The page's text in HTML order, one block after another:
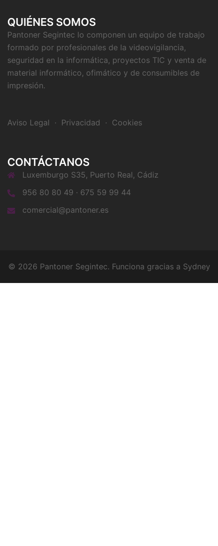
QUIÉNES SOMOS
Pantoner Segintec lo componen un equipo de trabajo
formado por profesionales de la videovigilancia,
seguridad en la informática, proyectos TIC y venta de
material informático, ofimático y de consumibles de
impresión.
Aviso Legal · Privacidad · Cookies
CONTÁCTANOS
Luxemburgo S35, Puerto Real, Cádiz
956 80 80 49 · 675 59 99 44
comercial@pantoner.es
© 2026 Pantoner Segintec. Funciona gracias a Sydney